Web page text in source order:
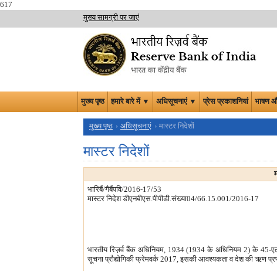
617
मुख्य सामग्री पर जाएं
मुख्य पृष्ठ हमारे बारे में ▼ अधिसूचनाएं ▼ प्रेस प्रकाशनियां भाषण
मुख्य पृष्ठ अधिसूचनाएं मास्टर निदेशों
मास्टर निदेशों
भारिबैं/गैबैंपवि/2016-17/53
मास्टर निदेश डीएनबीएस.पीपीडी.संख्या04/66.15.001/2016-17
भारतीय रिज़र्व बैंक अधिनियम, 1934 (1934 के अधिनियम 2) के 45-
सूचना प्रौद्योगिकी फ्रेमवर्क 2017, इसकी आवश्यकता व देश की ऋण